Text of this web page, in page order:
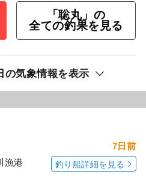
「聡丸」の
全ての釣果を見る
の気象情報を表示
漁港
7日前
釣り船詳細を見る